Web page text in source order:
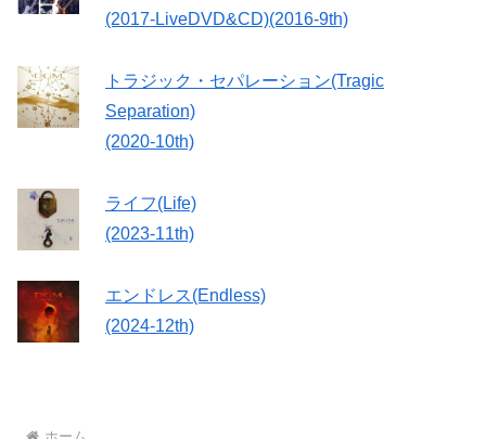
(2017-LiveDVD&CD)(2016-9th)
トラジック・セパレーション(Tragic
Separation)
(2020-10th)
ライフ(Life)
(2023-11th)
エンドレス(Endless)
(2024-12th)